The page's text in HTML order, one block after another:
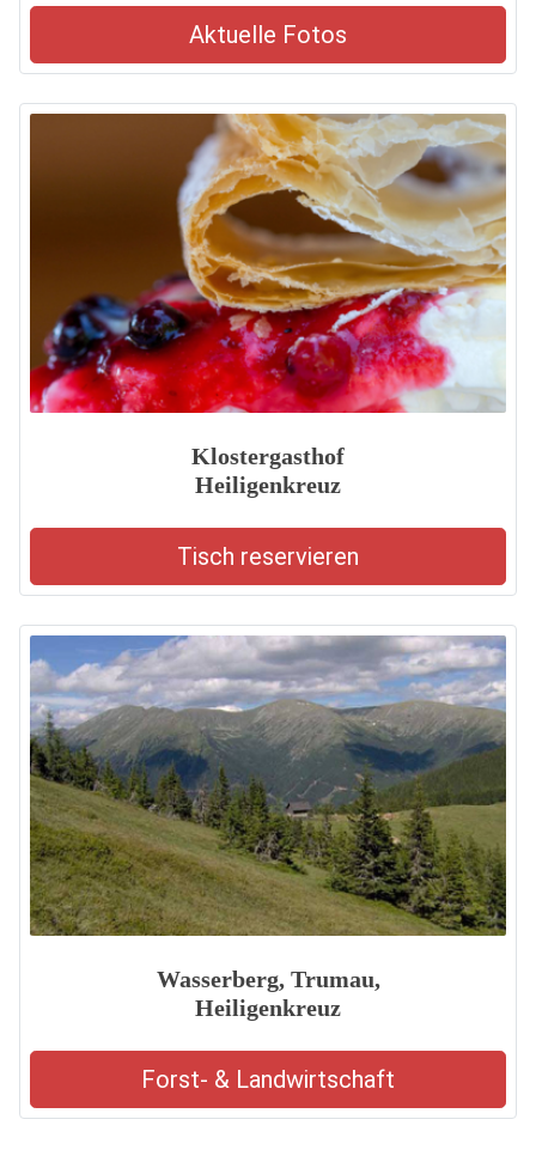
Aktuelle Fotos
Klostergasthof
Heiligenkreuz
Tisch reservieren
Wasserberg, Trumau,
Heiligenkreuz
Forst- & Landwirtschaft